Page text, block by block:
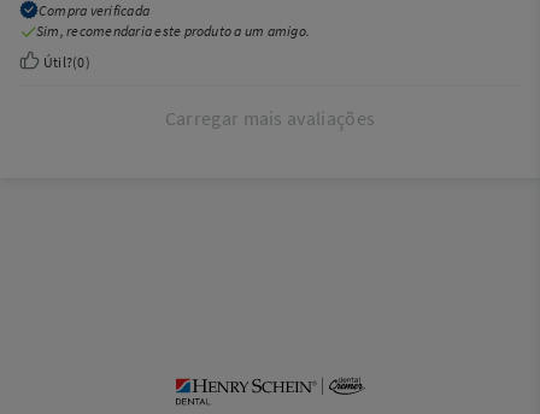
Compra verificada
Sim, recomendaria este produto a um amigo.
Útil?(0)
Carregar mais avaliações